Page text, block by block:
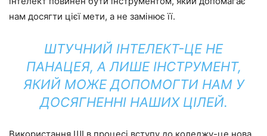
нам досягти цієї мети, а не замінює її.
ШТУЧНИЙ ІНТЕЛЕКТ-ЦЕ НЕ
ПАНАЦЕЯ, А ЛИШЕ ІНСТРУМЕНТ,
ЯКИЙ МОЖЕ ДОПОМОГТИ НАМ У
ДОСЯГНЕННІ НАШИХ ЦІЛЕЙ.